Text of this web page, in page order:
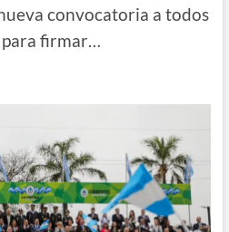
convocatoria a todos
para firmar…